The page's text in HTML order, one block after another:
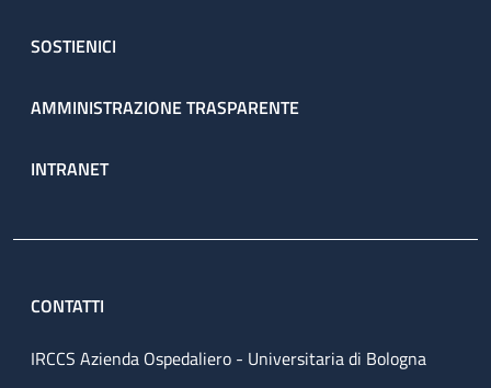
SOSTIENICI
AMMINISTRAZIONE TRASPARENTE
INTRANET
CONTATTI
IRCCS Azienda Ospedaliero - Universitaria di Bologna